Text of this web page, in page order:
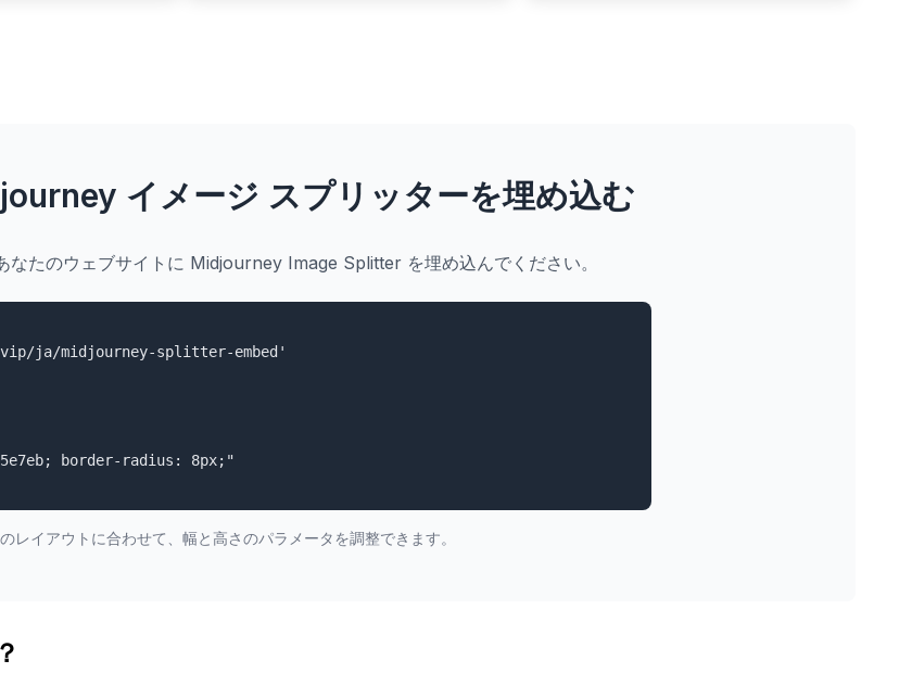
イメージ スプリッターを埋め込む
なたのウェブサイトに Midjourney Image Splitter を埋め込んでください。
レイアウトに合わせて、幅と高さのパラメータを調整できます。